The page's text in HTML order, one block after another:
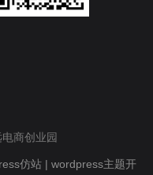
商创业园
仿站 |wordpress主题开